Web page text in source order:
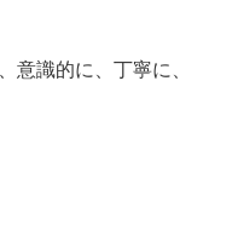
意識的に、丁寧に、